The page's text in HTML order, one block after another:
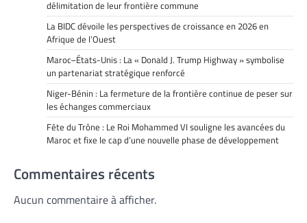
délimitation de leur frontière commune
La BIDC dévoile les perspectives de croissance en 2026 en
Afrique de l’Ouest
Maroc–États-Unis : La « Donald J. Trump Highway » symbolise
un partenariat stratégique renforcé
Niger-Bénin : La fermeture de la frontière continue de peser sur
les échanges commerciaux
Fête du Trône : Le Roi Mohammed VI souligne les avancées du
Maroc et fixe le cap d’une nouvelle phase de développement
Commentaires récents
Aucun commentaire à afficher.